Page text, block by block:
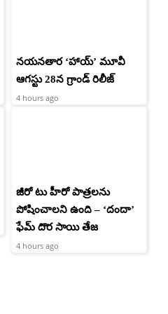
నయనతార ‘హాయ్’ మూవీ
ఆగస్టు 28న గ్రాండ్ రిలీజ్
4 hours ago
జీరో టు హీరో పాత్రలను
పోషించాలని ఉంది – ‘దందా’
ఫేమ్ దొర సాయి తేజ
4 hours ago